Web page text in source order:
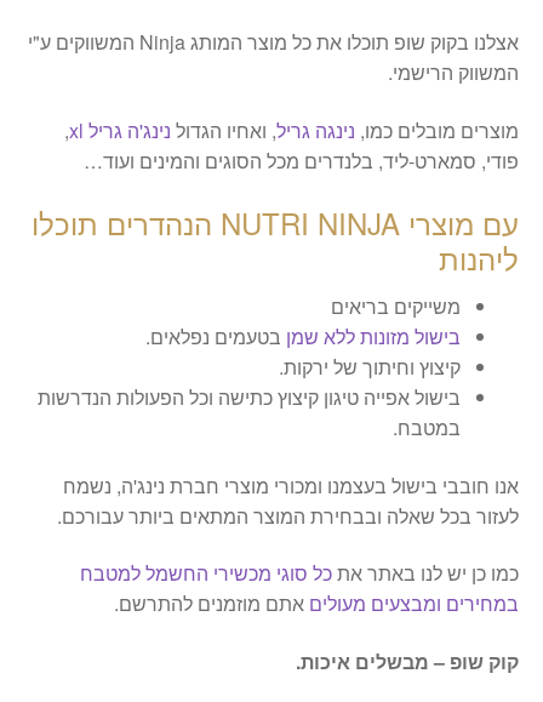
אצלנו בקוק שופ תוכלו את כל מוצר המותג Ninja המשווקים ע"י
המשווק הרישמי.
מוצרים מובלים כמו, נינגה גריל, ואחיו הגדול נינג'ה גריל xl
,
פודי, סמארט-ליד, בלנדרים מכל הסוגים והמינים ועוד…
עם מוצרי NUTRI NINJA הנהדרים תוכלו
ליהנות
משייקים בריאים
בישול מזונות ללא שמן בטעמים נפלאים.
קיצוץ וחיתוך של ירקות.
בישול אפייה טיגון קיצוץ כתישה וכל הפעולות הנדרשות
במטבח.
אנו חובבי בישול בעצמנו ומכורי מוצרי חברת נינג'ה, נשמח
לעזור בכל שאלה ובבחירת המוצר המתאים ביותר עבורכם.
כמו כן יש לנו באתר אתכל סוגי מכשירי החשמל למטבח
במחירים ומבצעים מעולים אתם מוזמנים להתרשם.
קוק שופ – מבשלים איכות.